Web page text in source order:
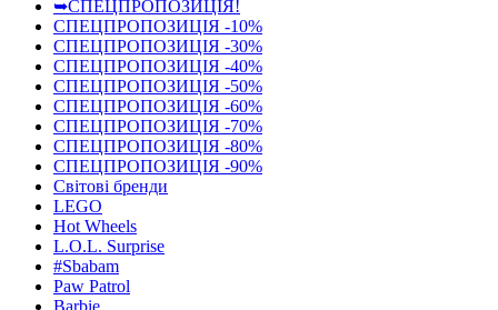
➥СПЕЦПРОПОЗИЦІЯ!
СПЕЦПРОПОЗИЦІЯ -10%
СПЕЦПРОПОЗИЦІЯ -30%
СПЕЦПРОПОЗИЦІЯ -40%
СПЕЦПРОПОЗИЦІЯ -50%
СПЕЦПРОПОЗИЦІЯ -60%
СПЕЦПРОПОЗИЦІЯ -70%
СПЕЦПРОПОЗИЦІЯ -80%
СПЕЦПРОПОЗИЦІЯ -90%
Світові бренди
LEGO
Hot Wheels
L.O.L. Surprise
#Sbabam
Paw Patrol
Barbie